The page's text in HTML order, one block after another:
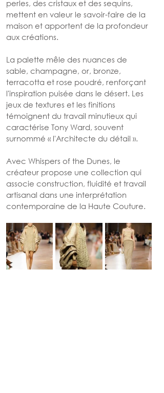
perles, des cristaux et des sequins,
mettent en valeur le savoir-faire de la
maison et apportent de la profondeur
aux créations.
La palette mêle des nuances de
sable, champagne, or, bronze,
terracotta et rose poudré, renforçant
l'inspiration puisée dans le désert. Les
jeux de textures et les finitions
témoignent du travail minutieux qui
caractérise Tony Ward, souvent
surnommé « l'Architecte du détail ».
Avec Whispers of the Dunes, le
créateur propose une collection qui
associe construction, fluidité et travail
artisanal dans une interprétation
contemporaine de la Haute Couture.